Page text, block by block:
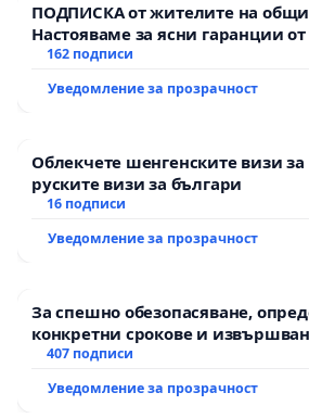
ПОДПИСКА от жителите на
Настояваме за ясни гаранции
АД и от държавата, че ще се
162 подписи
Уведомление за прозрачност
Облекчете шенгенските визи
руските визи за българи
16 подписи
Уведомление за прозрачност
За спешно обезопасяване,
конкретни срокове и
рехабилитация на
Мирово - к.к. Момин проход
407 подписи
Уведомление за прозрачност